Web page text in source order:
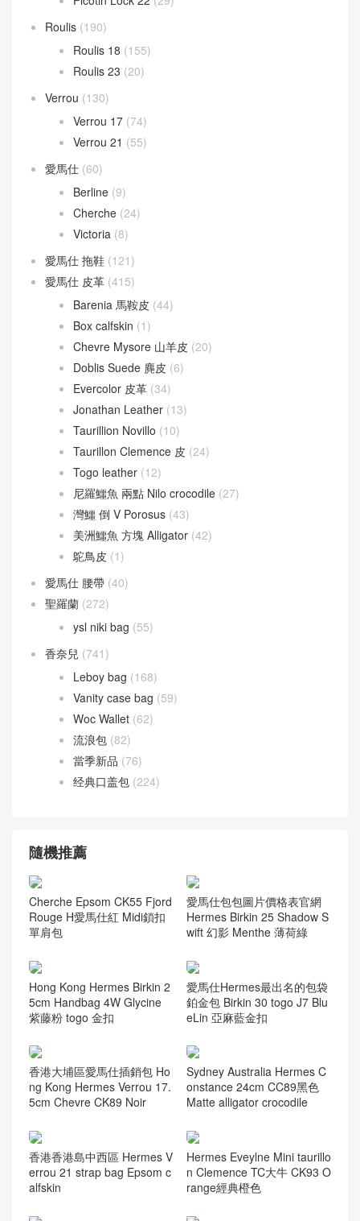
Roulis (190)
Roulis 18 (155)
Roulis 23 (20)
Verrou (130)
Verrou 17 (74)
Verrou 21 (55)
愛馬仕 (60)
Berline (9)
Cherche (24)
Victoria (8)
愛馬仕 拖鞋 (121)
愛馬仕 皮革 (415)
Barenia 馬鞍皮 (44)
Box calfskin (1)
Chevre Mysore 山羊皮 (20)
Doblis Suede 麂皮 (6)
Evercolor 皮革 (34)
Jonathan Leather (13)
Taurillion Novillo (10)
Taurillon Clemence 皮 (24)
Togo leather (12)
尼羅鱷魚 兩點 Nilo crocodile (27)
灣鱷 倒 V Porosus (43)
美洲鱷魚 方塊 Alligator (42)
鴕鳥皮 (1)
愛馬仕 腰帶 (40)
聖羅蘭 (272)
ysl niki bag (55)
香奈兒 (741)
Leboy bag (168)
Vanity case bag (59)
Woc Wallet (62)
流浪包 (82)
當季新品 (76)
经典口盖包 (224)
隨機推薦
Cherche Epsom CK55 Fjord
Rouge H愛馬仕紅 Midi鎖扣
單肩包
愛馬仕包包圖片價格表官網
Hermes Birkin 25 Shadow S
wift 幻影 Menthe 薄荷綠
Hong Kong Hermes Birkin 2
5cm Handbag 4W Glycine
紫藤粉 togo 金扣
愛馬仕Hermes最出名的包袋
鉑金包 Birkin 30 togo J7 Blu
eLin 亞麻藍金扣
香港大埔區愛馬仕插銷包 Ho
ng Kong Hermes Verrou 17.
5cm Chevre CK89 Noir
Sydney Australia Hermes C
onstance 24cm CC89黑色
Matte alligator crocodile
香港香港島中西區 Hermes V
errou 21 strap bag Epsom c
alfskin
Hermes Eveylne Mini taurillo
n Clemence TC大牛 CK93 O
range經典橙色